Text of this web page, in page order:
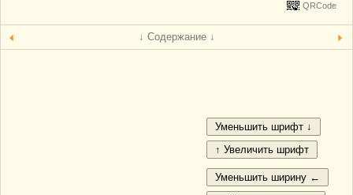
QRCode
↓ Содержание ↓